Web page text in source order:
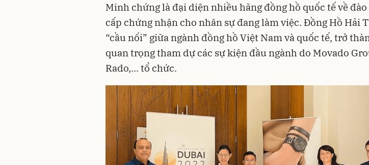
Minh chứng là đại diện nhiều hãng đồng hồ quốc tế về đào
cấp chứng nhận cho nhân sự đang làm việc. Đồng Hồ Hải
“cầu nối” giữa ngành đồng hồ Việt Nam và quốc tế, trở
quan trọng tham dự các sự kiện đầu ngành do Movado
Rado,... tổ chức.